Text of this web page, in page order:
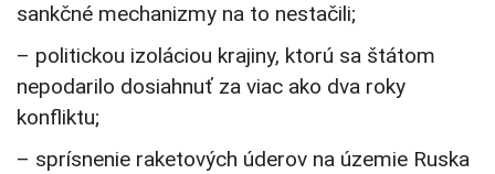
sankčné mechanizmy na to nestačili;
– politickou izoláciou krajiny, ktorú sa štátom
nepodarilo dosiahnuť za viac ako dva roky
konfliktu;
– sprísnenie raketových úderov na územie Ruska